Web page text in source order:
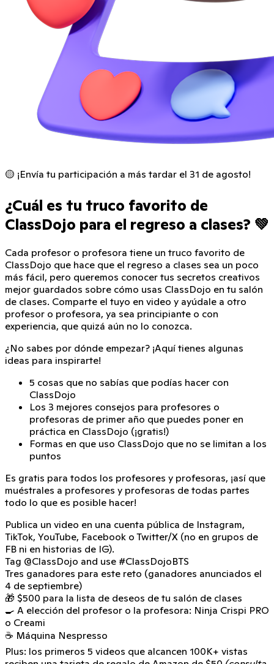
🟡 ¡Envía tu participación a más tardar el 31 de agosto!
¿Cuál es tu truco favorito de
ClassDojo para el regreso a clases? 💚
Cada profesor o profesora tiene un truco favorito de
ClassDojo que hace que el regreso a clases sea un poco
más fácil, pero queremos conocer tus secretos creativos
mejor guardados sobre cómo usas ClassDojo en tu salón
de clases. Comparte el tuyo en video y ayúdale a otro
profesor o profesora, ya sea principiante o con
experiencia, que quizá aún no lo conozca.
¿No sabes por dónde empezar? ¡Aquí tienes algunas
ideas para inspirarte!
5 cosas que no sabías que podías hacer con
ClassDojo
Los 3 mejores consejos para profesores o
profesoras de primer año que puedes poner en
práctica en ClassDojo (¡gratis!)
Formas en que uso ClassDojo que no se limitan a los
puntos
Es gratis para todos los profesores y profesoras, ¡así que
muéstrales a profesores y profesoras de todas partes
todo lo que es posible hacer!
Publica un video en una cuenta pública de Instagram,
TikTok, YouTube, Facebook o Twitter/X (no en grupos de
FB ni en historias de IG).
Tag @ClassDojo and use #ClassDojoBTS
Tres ganadores para este reto (ganadores anunciados el
4 de septiembre)
🎁 $500 para la lista de deseos de tu salón de clases
🍳 A elección del profesor o la profesora: Ninja Crispi PRO
o Creami
☕ Máquina Nespresso
Plus: los primeros 5 videos que alcancen 100K+ vistas